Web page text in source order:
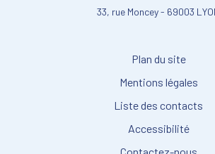
33, rue Moncey - 69003
Plan du site
Mentions légales
Liste des contacts
Accessibilité